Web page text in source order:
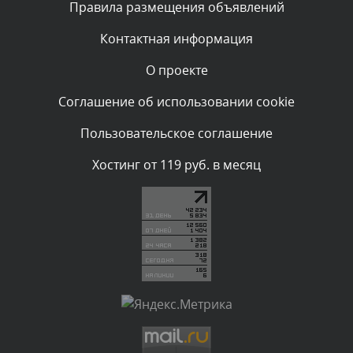
администратором.
Комментарий проверяется
администратором.
Комментарий проверяется
Текст комментария будет виден после проверки
Комментарий проверяется
Текст комментария будет виден после проверки
администратором.
Правила размещения объявлений
Контактная информация
О проекте
Соглашение об использовании cookie
Пользовательское соглашение
Хостинг от 119 руб. в месяц